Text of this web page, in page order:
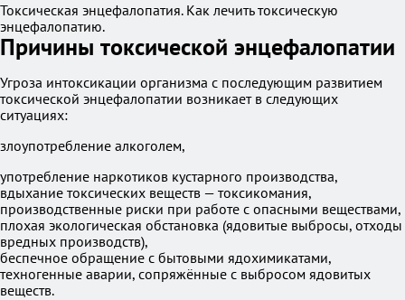
Токсическая энцефалопатия. Как лечить токсическую
энцефалопатию.
Причины токсической энцефалопатии
Угроза интоксикации организма с последующим развитием
токсической энцефалопатии возникает в следующих
ситуациях:
злоупотребление алкоголем,
употребление наркотиков кустарного производства,
вдыхание токсических веществ — токсикомания,
производственные риски при работе с опасными веществами,
плохая экологическая обстановка (ядовитые выбросы, отходы
вредных производств),
беспечное обращение с бытовыми ядохимикатами,
техногенные аварии, сопряжённые с выбросом ядовитых
веществ.